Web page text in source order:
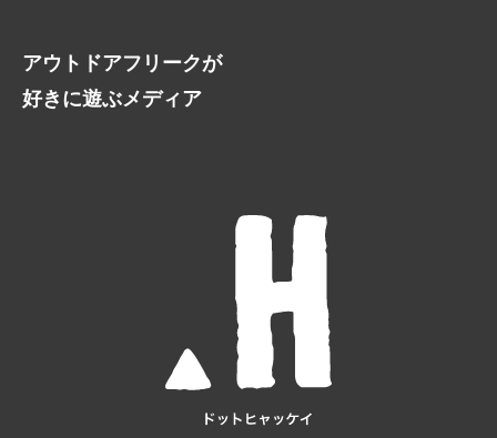
アウトドアフリークが
好きに遊ぶメディア